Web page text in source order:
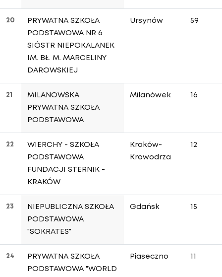
20
PRYWATNA SZKOŁA
PODSTAWOWA NR 6
SIÓSTR NIEPOKALANEK
IM. BŁ. M. MARCELINY
DAROWSKIEJ
Ursynów 59
21
MILANOWSKA
PRYWATNA SZKOŁA
PODSTAWOWA
Milanówek 16
22
WIERCHY - SZKOŁA
PODSTAWOWA
FUNDACJI STERNIK -
KRAKÓW
Kraków-
Krowodrza
12
23
NIEPUBLICZNA SZKOŁA
PODSTAWOWA
"SOKRATES"
Gdańsk 15
24
PRYWATNA SZKOŁA
PODSTAWOWA "WORLD
Piaseczno 11